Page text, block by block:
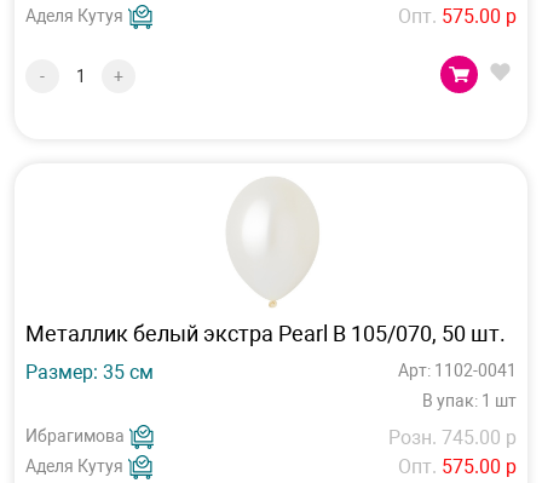
Аделя Кутуя
Опт. 575.00 р
- +
Металлик белый экстра Pearl В 105/070, 50 шт.
Размер: 35 см
Арт: 1102-0041
В упак: 1 шт
Ибрагимова
Аделя Кутуя
Розн. 745.00 р
Опт. 575.00 р